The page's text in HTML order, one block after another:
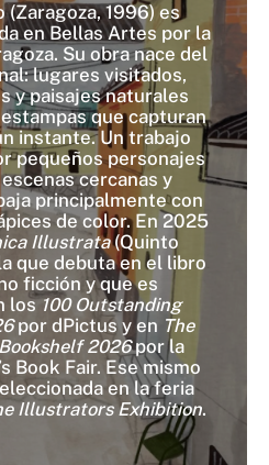
1996) es
en Bellas Artes por la
Su obra nace del
lugares visitados,
y paisajes naturales
que capturan
instante. Un trabajo
pequeños personajes
cercanas y
principalmente con
de color. En 2025
Illustrata(Quinto
que debuta en el libro
ficción y que es
los100 Outstanding
por dPictus y en The
2026por la
Book Fair. Ese mismo
en la feria
Illustrators Exhibition.